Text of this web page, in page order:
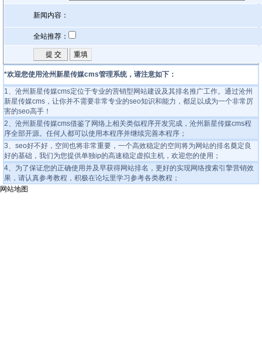
新闻内容：
全站推荐：
*欢迎您使用沧州新星传媒cms管理系统，请注意如下：
1、沧州新星传媒cms定位于专业的营销型网站建设及其排名推广工作。通过沧州
新星传媒cms，让你并不需要非常专业的seo知识和能力，都足以成为一个非常厉
害的seo高手！
2、沧州新星传媒cms借鉴了网络上相关类似程序开发完成， 沧州新星传媒cms程
序全部开源。任何人都可以使用本程序并继续完善本程序；
3、seo好不好，空间也将非常重要，一个高效稳定的空间将为网站的排名奠定良
好的基础，我们为您提供单独ip的高速稳定虚拟主机 ，欢迎您的使用；
4、为了保证您的正确使用并及早获得网站排名，更好的实现网络搜索引擎营销效
果，请认真参考教程，积极在论坛里学习参考各类教程；
网站地图